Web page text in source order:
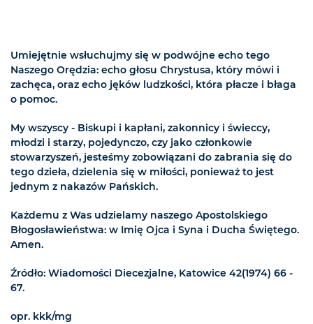
Umiejętnie wsłuchujmy się w podwójne echo tego
Naszego Orędzia: echo głosu Chrystusa, który mówi i
zachęca, oraz echo jęków ludzkości, która płacze i błaga
o pomoc.
My wszyscy - Biskupi i kapłani, zakonnicy i świeccy,
młodzi i starzy, pojedynczo, czy jako członkowie
stowarzyszeń, jesteśmy zobowiązani do zabrania się do
tego dzieła, dzielenia się w miłości, ponieważ to jest
jednym z nakazów Pańskich.
Każdemu z Was udzielamy naszego Apostolskiego
Błogosławieństwa: w Imię Ojca i Syna i Ducha Świętego.
Amen.
Źródło: Wiadomości Diecezjalne, Katowice 42(1974) 66 -
67.
opr. kkk/mg